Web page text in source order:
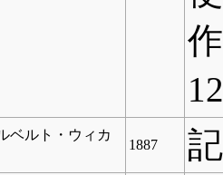
ベルト・ウィカ
1887